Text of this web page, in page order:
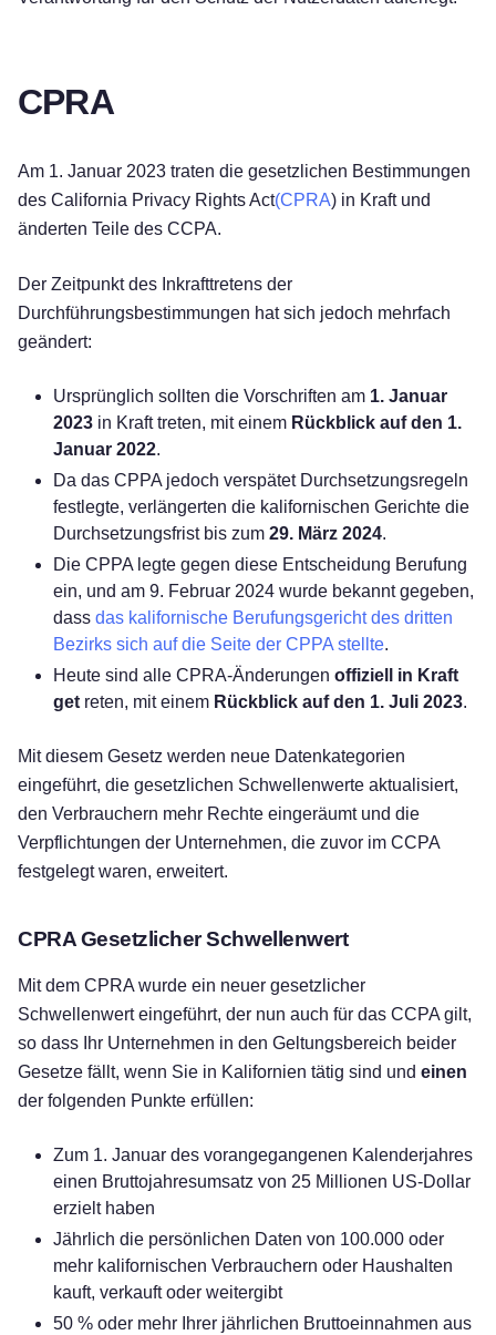
CPRA
Am 1. Januar 2023 traten die gesetzlichen Bestimmungen
des California Privacy Rights Act(CPRA) in Kraft und
änderten Teile des CCPA.
Der Zeitpunkt des Inkrafttretens der
Durchführungsbestimmungen hat sich jedoch mehrfach
geändert:
Ursprünglich sollten die Vorschriften am 1. Januar
2023 in Kraft treten, mit einem Rückblick auf den 1.
Januar 2022.
Da das CPPA jedoch verspätet Durchsetzungsregeln
festlegte, verlängerten die kalifornischen Gerichte die
Durchsetzungsfrist bis zum 29. März 2024.
Die CPPA legte gegen diese Entscheidung Berufung
ein, und am 9. Februar 2024 wurde bekannt gegeben,
dass das kalifornische Berufungsgericht des dritten
Bezirks sich auf die Seite der CPPA stellte.
Heute sind alle CPRA-Änderungen offiziell in Kraft
get reten, mit einem Rückblick auf den 1. Juli 2023.
Mit diesem Gesetz werden neue Datenkategorien
eingeführt, die gesetzlichen Schwellenwerte aktualisiert,
den Verbrauchern mehr Rechte eingeräumt und die
Verpflichtungen der Unternehmen, die zuvor im CCPA
festgelegt waren, erweitert.
CPRA Gesetzlicher Schwellenwert
Mit dem CPRA wurde ein neuer gesetzlicher
Schwellenwert eingeführt, der nun auch für das CCPA gilt,
so dass Ihr Unternehmen in den Geltungsbereich beider
Gesetze fällt, wenn Sie in Kalifornien tätig sind und einen
der folgenden Punkte erfüllen:
Zum 1. Januar des vorangegangenen Kalenderjahres
einen Bruttojahresumsatz von 25 Millionen US-Dollar
erzielt haben
Jährlich die persönlichen Daten von 100.000 oder
mehr kalifornischen Verbrauchern oder Haushalten
kauft, verkauft oder weitergibt
50 % oder mehr Ihrer jährlichen Bruttoeinnahmen aus